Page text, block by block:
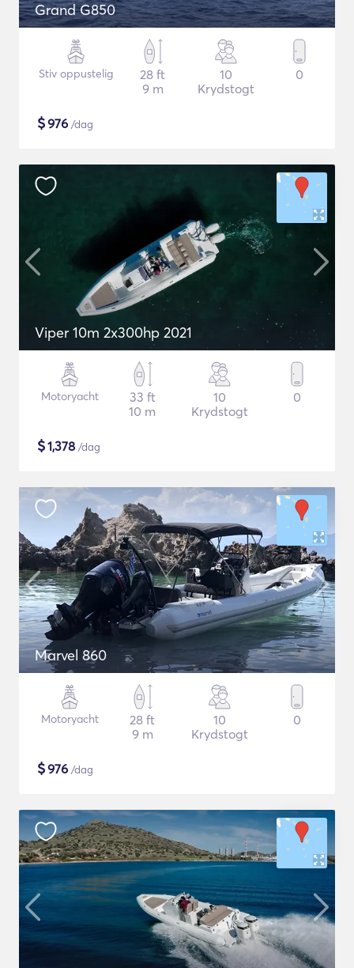
Grand G850
Stiv oppustelig
28 ft
9 m
10
Krydstogt
0
$976 /dag
Viper 10m 2x300hp 2021
Motoryacht
33 ft
10 m
10
Krydstogt
0
$1,378 /dag
Marvel 860
Motoryacht
28 ft
9 m
10
Krydstogt
0
$976 /dag